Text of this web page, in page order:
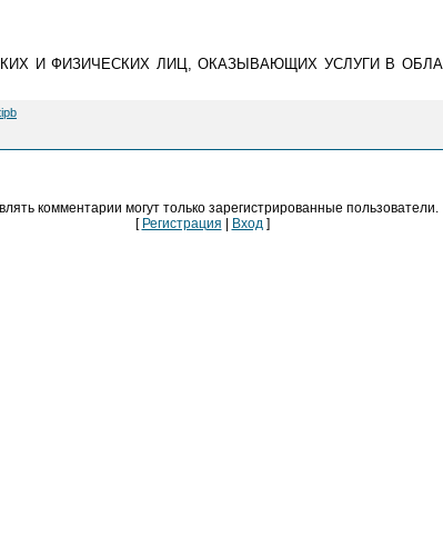
И ФИЗИЧЕСКИХ ЛИЦ, ОКАЗЫВАЮЩИХ УСЛУГИ В
комментарии могут только зарегистрированные пользователи.
[ Регистрация Вход]